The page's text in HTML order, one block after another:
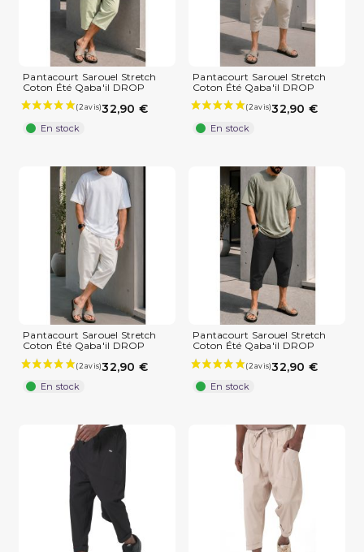
(4 avis)
(4 avis)
Pantacourt Sarouel Stretch
Coton Été Qaba'il DROP
32,90 €
En stock
Pantacourt Sarouel Stretch
Coton Été Qaba'il DROP
32,90 €
En stock
Pantacourt Sarouel Stretch
Coton Été Qaba'il DROP
32,90 €
En stock
Pantacourt Sarouel Stretch
Coton Été Qaba'il DROP
32,90 €
En stock